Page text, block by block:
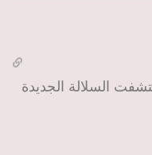
السلالة الجديدة